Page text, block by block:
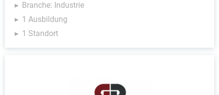
Branche: Industrie
1 Ausbildung
1 Standort